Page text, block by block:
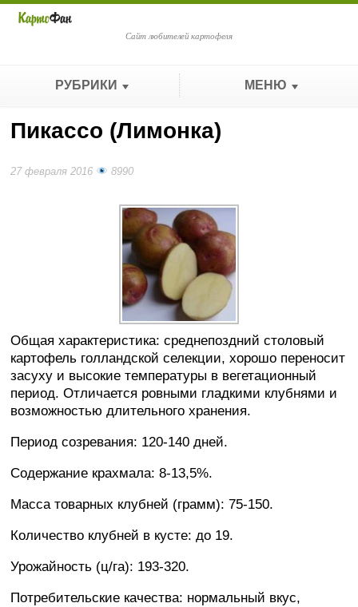
Сайт любителей картофеля
РУБРИКИ МЕНЮ
Пикассо (Лимонка)
27 февраля 2016 8990
Общая характеристика: среднепоздний столовый
картофель голландской селекции, хорошо переносит
засуху и высокие температуры в вегетационный
период. Отличается ровными гладкими клубнями и
возможностью длительного хранения.
Период созревания: 120-140 дней.
Содержание крахмала: 8-13,5%.
Масса товарных клубней (грамм): 75-150.
Количество клубней в кусте: до 19.
Урожайность (ц/га): 193-320.
Потребительские качества: нормальный вкус,